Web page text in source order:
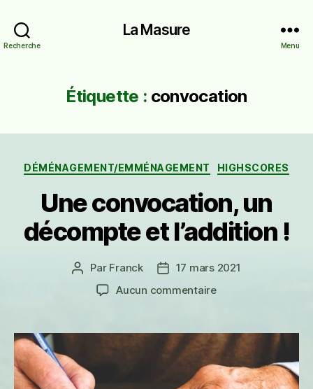
Recherche
La Masure
Menu
Étiquette : convocation
Catégories
DÉMÉNAGEMENT/EMMÉNAGEMENT HIGHSCORES
Une convocation, un
décompte et l’addition !
Auteur
l’article
Par Franck
Date17 mars 2021
Aucun commentairesur
un
décompte
et
l’addition